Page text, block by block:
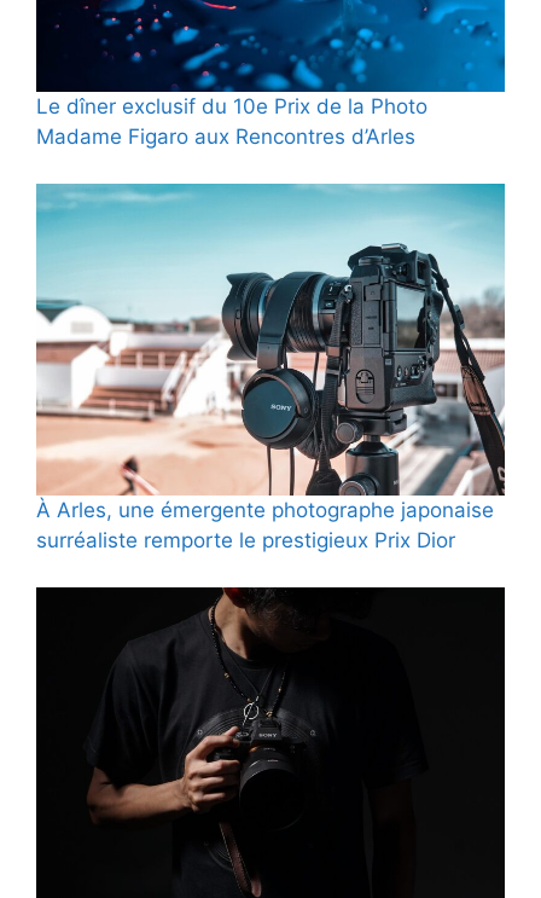
Le dîner exclusif du 10e Prix de la Photo
Madame Figaro aux Rencontres d’Arles
À Arles, une émergente photographe japonaise
surréaliste remporte le prestigieux Prix Dior